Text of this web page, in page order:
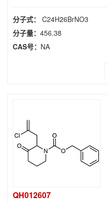
分子式： C24H26BrNO3
分子量： 456.38
CAS号： NA
QH012607